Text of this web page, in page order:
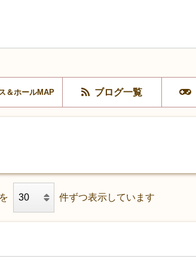
＆ホールMAP ブログ一覧
件ずつ表示しています